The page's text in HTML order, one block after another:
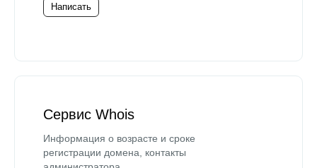
Написать
Сервис Whois
Информация о возрасте и сроке
регистрации домена, контакты